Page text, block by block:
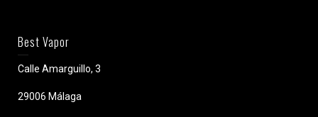
Best Vapor
Calle Amarguillo, 3
29006 Málaga